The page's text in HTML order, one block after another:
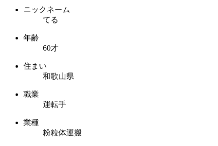
ニックネーム
てる
年齢
60才
住まい
和歌山県
職業
運転手
業種
粉粒体運搬